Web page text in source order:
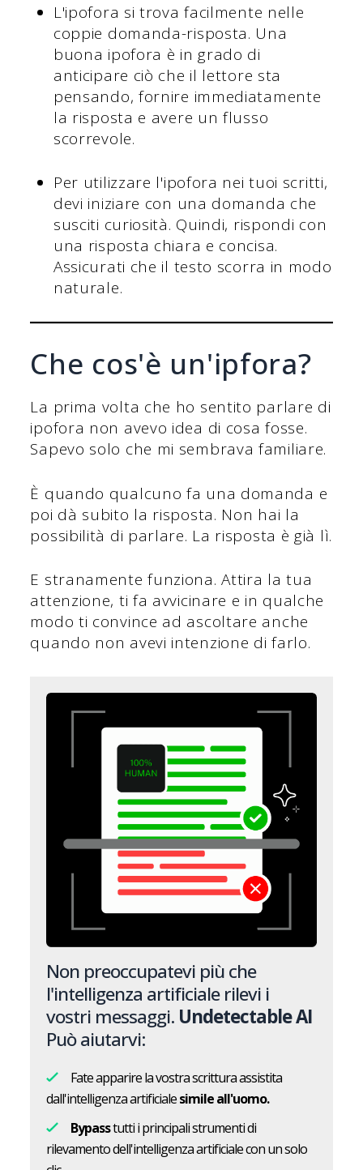
L'ipofora si trova facilmente nelle
coppie domanda-risposta. Una
buona ipofora è in grado di
anticipare ciò che il lettore sta
pensando, fornire immediatamente
la risposta e avere un flusso
scorrevole.
Per utilizzare l'ipofora nei tuoi scritti,
devi iniziare con una domanda che
susciti curiosità. Quindi, rispondi con
una risposta chiara e concisa.
Assicurati che il testo scorra in modo
naturale.
Che cos'è un'ipfora?
La prima volta che ho sentito parlare di
ipofora non avevo idea di cosa fosse.
Sapevo solo che mi sembrava familiare.
È quando qualcuno fa una domanda e
poi dà subito la risposta. Non hai la
possibilità di parlare. La risposta è già lì.
E stranamente funziona. Attira la tua
attenzione, ti fa avvicinare e in qualche
modo ti convince ad ascoltare anche
quando non avevi intenzione di farlo.
Non preoccupatevi più che
l'intelligenza artificiale rilevi i
vostri messaggi. Undetectable AI
Può aiutarvi:
Fate apparire la vostra scrittura assistita
dall'intelligenza artificialesimile all'uomo.
Bypasstutti i principali strumenti di
rilevamento dell'intelligenza artificiale con un solo